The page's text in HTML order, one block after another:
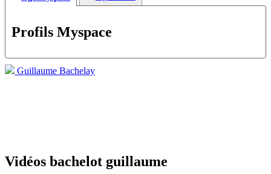
Profils Myspace
Guillaume Bachelay
Vidéos bachelot guillaume